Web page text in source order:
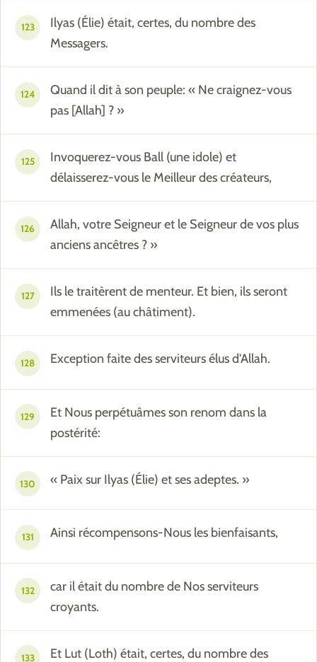
123
Ilyas (Élie) était, certes, du nombre des
Messagers.
124
Quand il dit à son peuple: « Ne craignez-vous
pas [Allah] ? »
125
Invoquerez-vous Ball (une idole) et
délaisserez-vous le Meilleur des créateurs,
126
Allah, votre Seigneur et le Seigneur de vos plus
anciens ancêtres ? »
127
Ils le traitèrent de menteur. Et bien, ils seront
emmenées (au châtiment).
128 Exception faite des serviteurs élus d'Allah.
129
Et Nous perpétuâmes son renom dans la
postérité:
130 « Paix sur Ilyas (Élie) et ses adeptes. »
131 Ainsi récompensons-Nous les bienfaisants,
132
car il était du nombre de Nos serviteurs
croyants.
133
Et Lut (Loth) était, certes, du nombre des